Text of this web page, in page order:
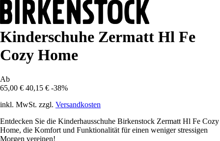
Kinderschuhe Zermatt Hl Fe
Cozy Home
Ab
65,00 € 40,15 € -38%
inkl. MwSt. zzgl. Versandkosten
Entdecken Sie die Kinderhausschuhe Birkenstock Zermatt Hl Fe Cozy
Home, die Komfort und Funktionalität für einen weniger stressigen
Morgen vereinen!